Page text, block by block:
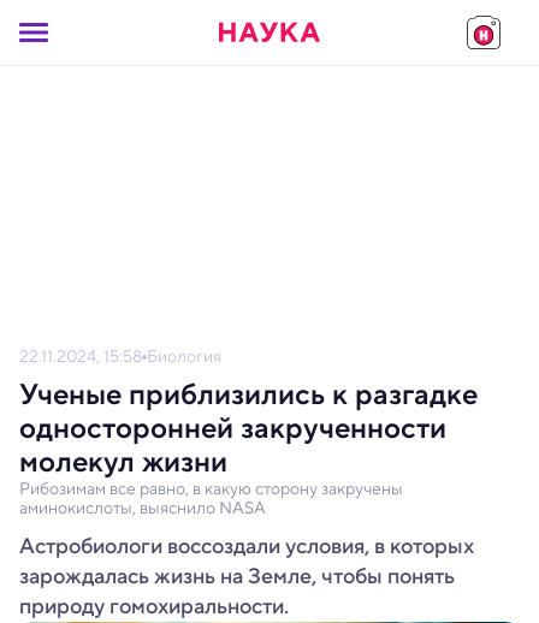
22.11.2024, 15:58 Биология
Ученые приблизились к разгадке
односторонней закрученности
молекул жизни
Рибозимам все равно, в какую сторону закручены
аминокислоты, выяснило NASA
Астробиологи воссоздали условия, в которых
зарождалась жизнь на Земле, чтобы понять
природу гомохиральности.